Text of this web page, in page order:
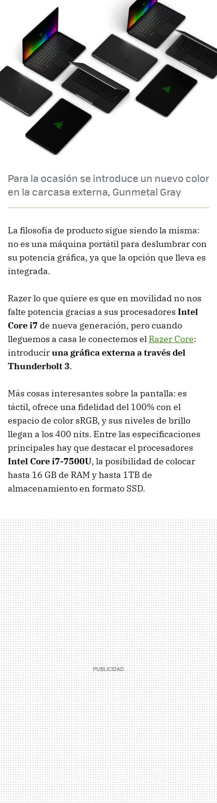
Para la ocasión se introduce un nuevo color
en la carcasa externa, Gunmetal Gray
La filosofía de producto sigue siendo la misma:
no es una máquina portátil para deslumbrar con
su potencia gráfica, ya que la opción que lleva es
integrada.
Razer lo que quiere es que en movilidad no nos
falte potencia gracias a sus procesadores Intel
Core i7 de nueva generación, pero cuando
lleguemos a casa le conectemos el Razer Core:
introduciruna gráfica externa a través del
Thunderbolt 3.
Más cosas interesantes sobre la pantalla: es
táctil, ofrece una fidelidad del 100% con el
espacio de color sRGB, y sus niveles de brillo
llegan a los 400 nits. Entre las especificaciones
principales hay que destacar el procesadores
Intel Core i7-7500U, la posibilidad de colocar
hasta 16 GB de RAM y hasta 1TB de
almacenamiento en formato SSD.